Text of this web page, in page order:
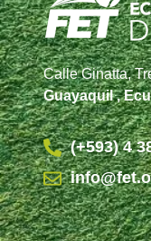
Calle Ginatta,
Guayaquil ,
(+593) 4